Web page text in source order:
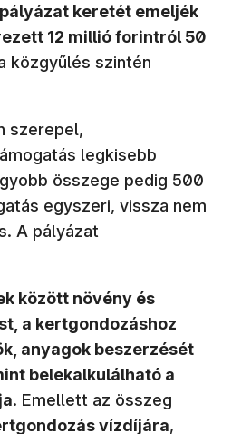
pályázat keretét emeljék
12 millió forintról 50
közgyűlés szintén
szerepel,
legkisebb
összege pedig 500
egyszeri, vissza nem
A pályázat
között növény és
a kertgondozáshoz
anyagok beszerzését
belekalkulálható a
. Emellett az összeg
vízdíjára,